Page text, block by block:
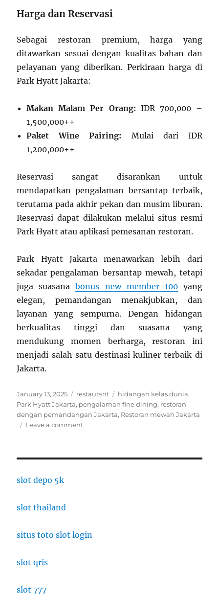
Harga dan Reservasi
Sebagai restoran premium, harga yang
ditawarkan sesuai dengan kualitas bahan dan
pelayanan yang diberikan. Perkiraan harga di
Park Hyatt Jakarta:
Makan Malam Per Orang: IDR 700,000 –
1,500,000++
Paket Wine Pairing: Mulai dari IDR
1,200,000++
Reservasi sangat disarankan untuk
mendapatkan pengalaman bersantap terbaik,
terutama pada akhir pekan dan musim liburan.
Reservasi dapat dilakukan melalui situs resmi
Park Hyatt atau aplikasi pemesanan restoran.
Park Hyatt Jakarta menawarkan lebih dari
sekadar pengalaman bersantap mewah, tetapi
juga suasanabonus new member 100yang
elegan, pemandangan menakjubkan, dan
layanan yang sempurna. Dengan hidangan
berkualitas tinggi dan suasana yang
mendukung momen berharga, restoran ini
menjadi salah satu destinasi kuliner terbaik di
Jakarta.
Posted
on
January 13, 2025 Categories
restaurant Tags
hidangan kelas dunia,
Park Hyatt Jakarta, pengalaman fine dining, restoran
dengan pemandangan Jakarta, Restoran mewah Jakarta
Leave a commenton
slot depo 5k
slot thailand
situs toto slot login
slot qris
slot 777